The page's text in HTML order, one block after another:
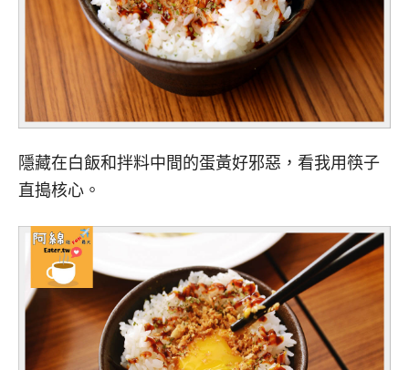
隱藏在白飯和拌料中間的蛋黃好邪惡，看我用筷子
直搗核心。